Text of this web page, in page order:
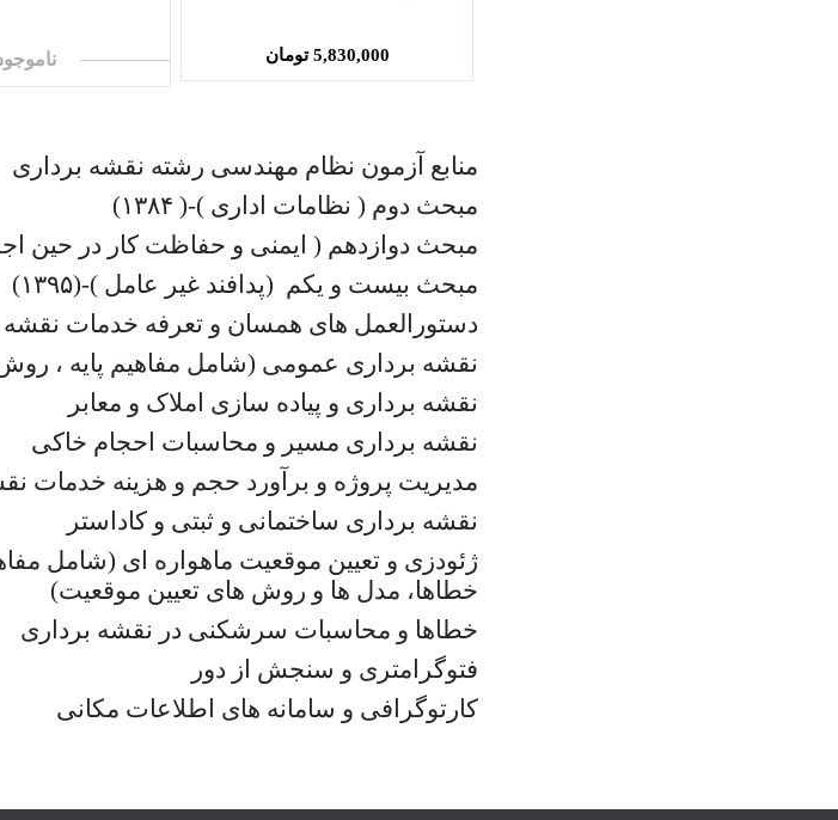
5,830,000 تومان
منابع آزمون نظام مهندسی رشته نقشه برداری
مبحث دوم ( نظامات اداری )-( ۱۳۸۴)
مبحث دوازدهم ( ایمنی و حفاظت كار در حین اجرا )-(
مبحث بیست و یکم (پدافند غیر عامل )-(۱۳۹۵)
دستورالعمل های همسان و تعرفه خدمات نقشه
نقشه برداری عمومی (شامل مفاهیم پایه ، روش
نقشه برداری و پیاده سازی املاک و معابر
نقشه برداری مسیر و محاسبات احجام خاکی
مدیریت پروژه و برآورد حجم و هزینه خدمات
نقشه برداری ساختمانی و ثبتی و کاداستر
ژئودزی و تعیین موقعیت ماهواره ای (شامل
خطاها، مدل ها و روش های تعیین موقعیت)
خطاها و محاسبات سرشکنی در نقشه برداری
فتوگرامتری و سنجش از دور
کارتوگرافی و سامانه های اطلاعات مکانی